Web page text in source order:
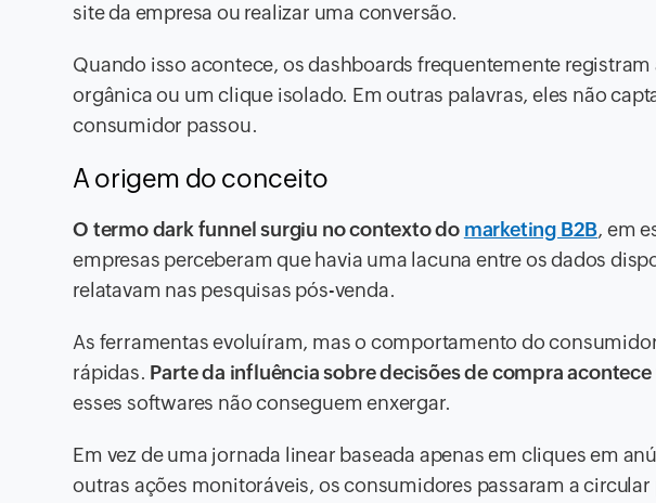
site da empresa ou realizar uma conversão.
Quando isso acontece, os dashboards frequentemente
orgânica ou um clique isolado. Em outras palavras, eles não
consumidor passou.
A origem do conceito
O termo dark funnel surgiu no contexto do marketing B2B, em
empresas perceberam que havia uma lacuna entre os dados
relatavam nas pesquisas pós-venda.
As ferramentas evoluíram, mas o comportamento do
rápidas. Parte da influência sobre decisões de compra
esses softwares não conseguem enxergar.
Em vez de uma jornada linear baseada apenas em cliques em
outras ações monitoráveis, os consumidores passaram a